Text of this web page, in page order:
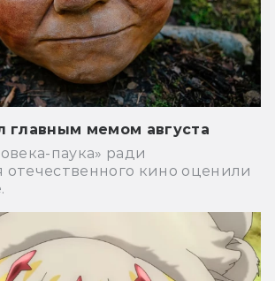
главным мемом августа
паука» ради
кино оценили